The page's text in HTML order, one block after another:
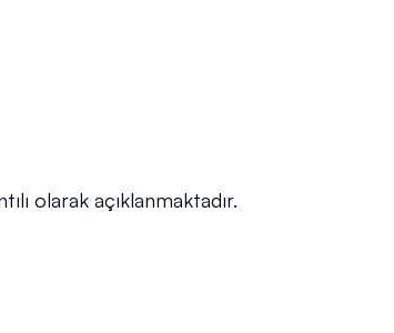
olarak açıklanmaktadır.